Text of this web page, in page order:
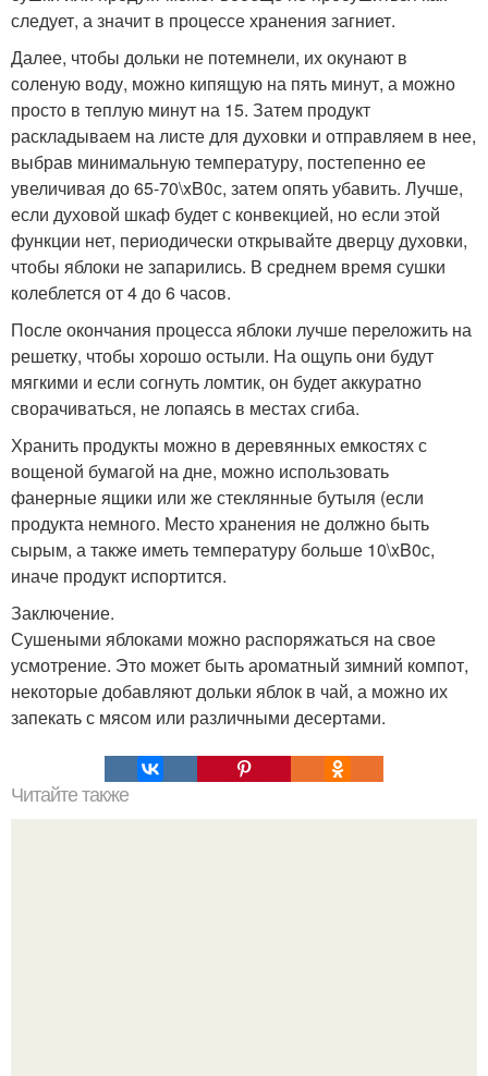
следует, а значит в процессе хранения загниет.
Далее, чтобы дольки не потемнели, их окунают в
соленую воду, можно кипящую на пять минут, а можно
просто в теплую минут на 15. Затем продукт
раскладываем на листе для духовки и отправляем в нее,
выбрав минимальную температуру, постепенно ее
увеличивая до 65-70\xB0с, затем опять убавить. Лучше,
если духовой шкаф будет с конвекцией, но если этой
функции нет, периодически открывайте дверцу духовки,
чтобы яблоки не запарились. В среднем время сушки
колеблется от 4 до 6 часов.
После окончания процесса яблоки лучше переложить на
решетку, чтобы хорошо остыли. На ощупь они будут
мягкими и если согнуть ломтик, он будет аккуратно
сворачиваться, не лопаясь в местах сгиба.
Хранить продукты можно в деревянных емкостях с
вощеной бумагой на дне, можно использовать
фанерные ящики или же стеклянные бутыля (если
продукта немного. Место хранения не должно быть
сырым, а также иметь температуру больше 10\xB0с,
иначе продукт испортится.
Заключение.
Сушеными яблоками можно распоряжаться на свое
усмотрение. Это может быть ароматный зимний компот,
некоторые добавляют дольки яблок в чай, а можно их
запекать с мясом или различными десертами.
Читайте также